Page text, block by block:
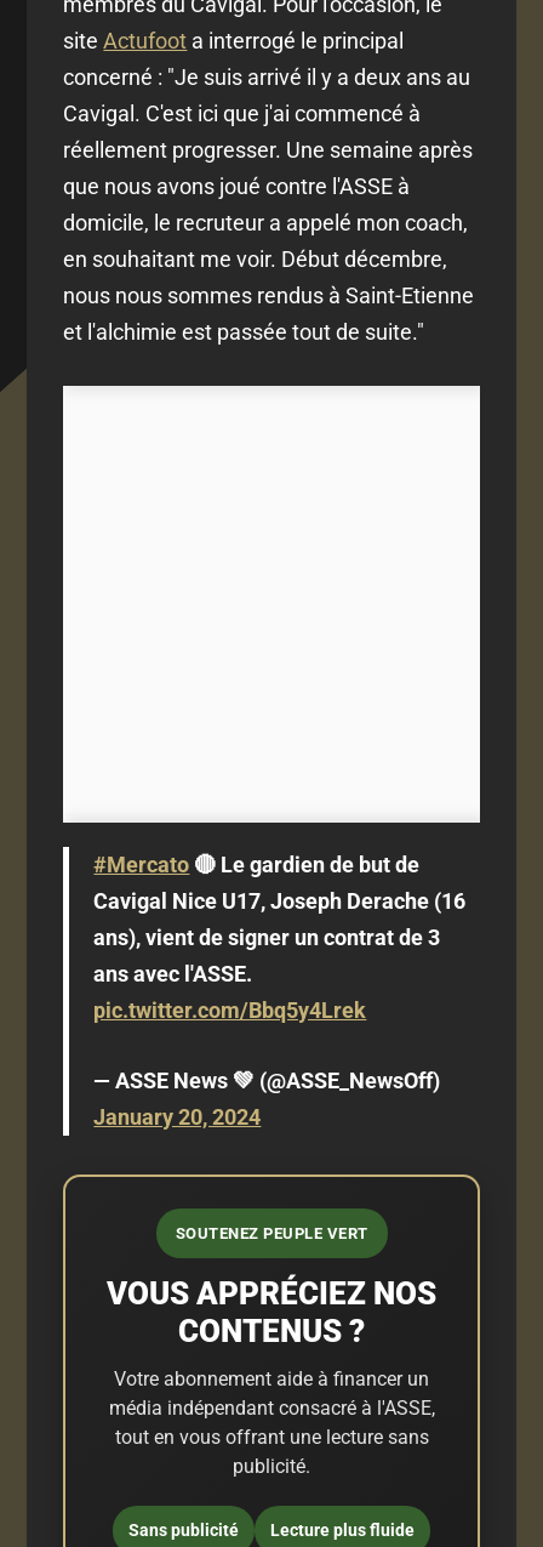
siteActufoot a interrogé le principal
concerné : "Je suis arrivé il y a deux ans au
Cavigal. C'est ici que j'ai commencé à
réellement progresser. Une semaine après
que nous avons joué contre l'ASSE à
domicile, le recruteur a appelé mon coach,
en souhaitant me voir. Début décembre,
nous nous sommes rendus à Saint-Etienne
et l'alchimie est passée tout de suite."
#Mercato 🔴 Le gardien de but de
Cavigal Nice U17, Joseph Derache (16
ans), vient de signer un contrat de 3
ans avec l'ASSE.
pic.twitter.com/Bbq5y4Lrek
— ASSE News 💚 (@ASSE_NewsOff)
January 20, 2024
SOUTENEZ PEUPLE VERT
VOUS APPRÉCIEZ NOS
CONTENUS ?
Votre abonnement aide à financer un
média indépendant consacré à l'ASSE,
tout en vous offrant une lecture sans
publicité.
Sans publicité Lecture plus fluide